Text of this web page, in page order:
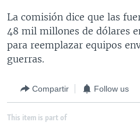
ENTRETENIMIENTO
La comisión dice que las
48 mil millones de dólares
para reemplazar equipos
guerras.
Compartir Follow us
This item is part of